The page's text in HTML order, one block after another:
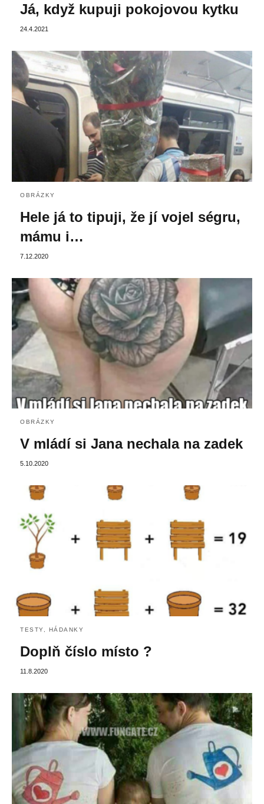
Já, když kupuji pokojovou kytku
24.4.2021
OBRÁZKY
Hele já to tipuji, že jí vojel ségru,
mámu i…
7.12.2020
OBRÁZKY
V mládí si Jana nechala na zadek
5.10.2020
TESTY, HÁDANKY
Doplň číslo místo ?
11.8.2020